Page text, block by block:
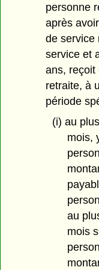
personne
après
de service
service et
ans, reçoit
retraite, à
période
(i) au
mois,
au
mois